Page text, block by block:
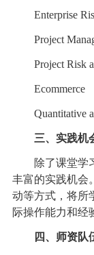
Enterprise
Project
Project Risk
Ecommerce
Quantitative
三、实践机
除了课堂学习
丰富的实践机会
动等方式，将所
际操作能力和经
四、师资队